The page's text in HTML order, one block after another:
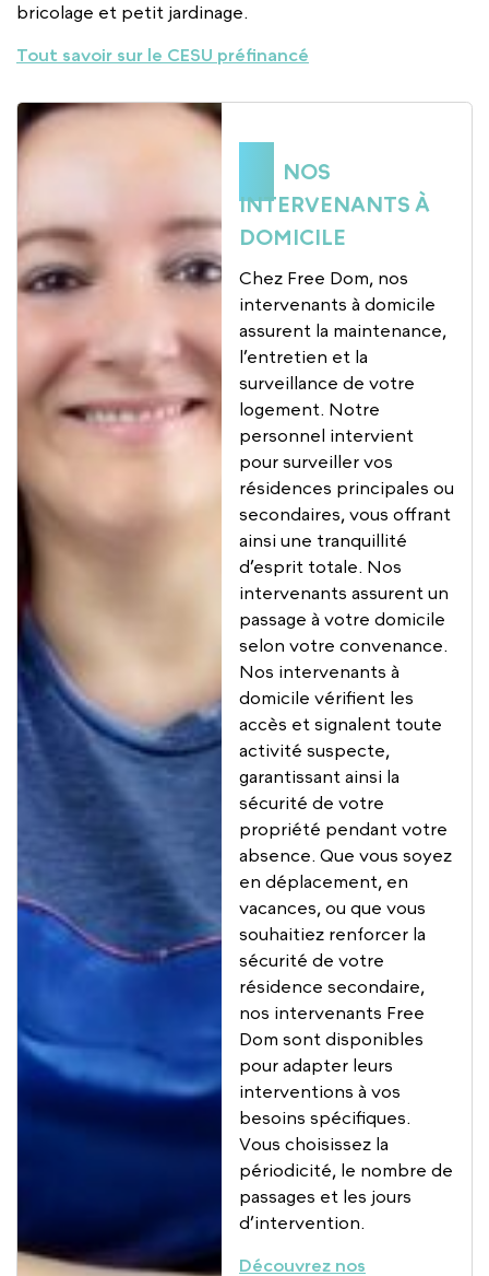
bricolage et petit jardinage.
Tout savoir sur le CESU préfinancé
NOS
INTERVENANTS À
DOMICILE
Chez Free Dom, nos
intervenants à domicile
assurent la maintenance,
l’entretien et la
surveillance de votre
logement. Notre
personnel intervient
pour surveiller vos
résidences principales ou
secondaires, vous offrant
ainsi une tranquillité
d’esprit totale. Nos
intervenants assurent un
passage à votre domicile
selon votre convenance.
Nos intervenants à
domicile vérifient les
accès et signalent toute
activité suspecte,
garantissant ainsi la
sécurité de votre
propriété pendant votre
absence. Que vous soyez
en déplacement, en
vacances, ou que vous
souhaitiez renforcer la
sécurité de votre
résidence secondaire,
nos intervenants Free
Dom sont disponibles
pour adapter leurs
interventions à vos
besoins spécifiques.
Vous choisissez la
périodicité, le nombre de
passages et les jours
d’intervention.
Découvrez nos